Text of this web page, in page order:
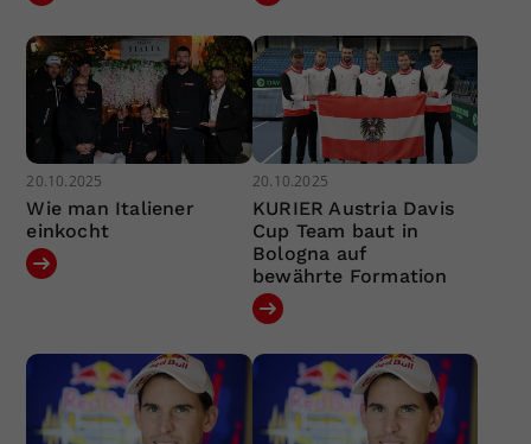
20.10.2025
Wie man Italiener
einkocht
20.10.2025
KURIER Austria Davis
Cup Team baut in
Bologna auf
bewährte Formation